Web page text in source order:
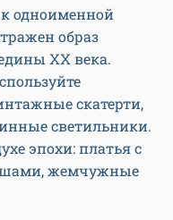
одноименной
образ
XX века.
скатерти,
светильники.
эпохи: платья с
жемчужные